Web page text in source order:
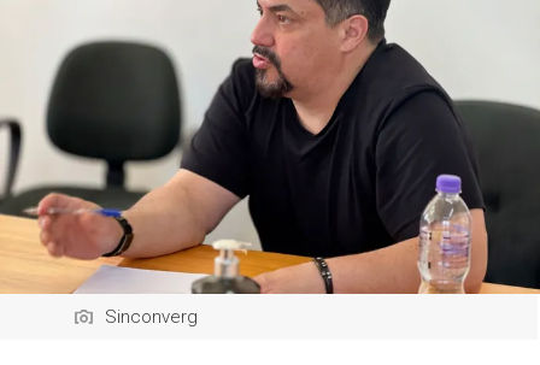
Sinconverg